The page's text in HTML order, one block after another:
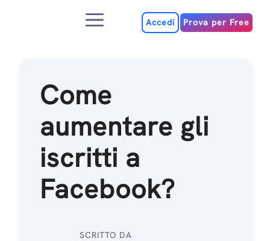
MenuAccedi Prova per Free
Come
aumentare gli
iscritti a
Facebook?
SCRITTO DA